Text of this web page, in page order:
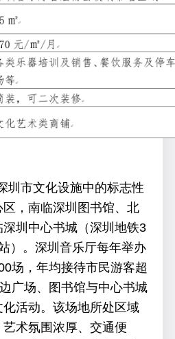
圳市文化设施中的标志性
， 南临深圳图书馆、 北
圳中心书城 （深圳地铁3
） 。 深圳音乐厅每年举办
场，年均接待市民游客超
广场、图书馆与中心书城
活动。该场地所处区域
术氛围浓厚、交通便